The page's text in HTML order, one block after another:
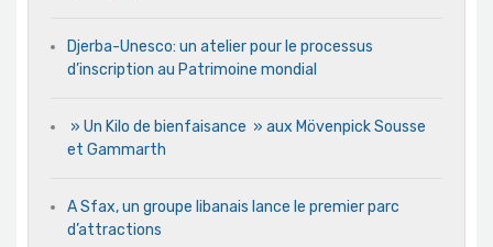
Djerba-Unesco: un atelier pour le processus
d’inscription au Patrimoine mondial
» Un Kilo de bienfaisance » aux Mövenpick Sousse
et Gammarth
A Sfax, un groupe libanais lance le premier parc
d’attractions